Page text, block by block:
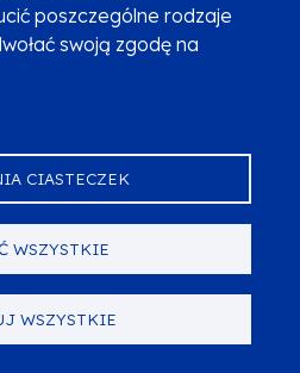
poszczególne rodzaje
swoją zgodę na
CIASTECZEK
WSZYSTKIE
WSZYSTKIE